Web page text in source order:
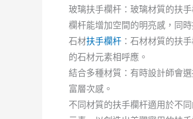
玻璃扶手欄杆：玻璃材質的扶
欄杆能增加空間的明亮感，同
石材扶手欄杆 ：石材材質的扶
的石材元素相呼應。
結合多種材質：有時設計師會
富層次感。
不同材質的扶手欄杆適用於不